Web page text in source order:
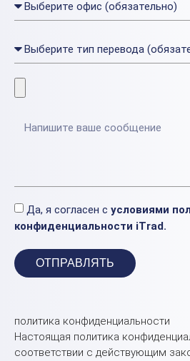
Да, я согласен с условиями
конфиденциальности iTrad.
ОТПРАВЛЯТЬ
политика конфиденциальности
Настоящая политика
соответствии с действующим